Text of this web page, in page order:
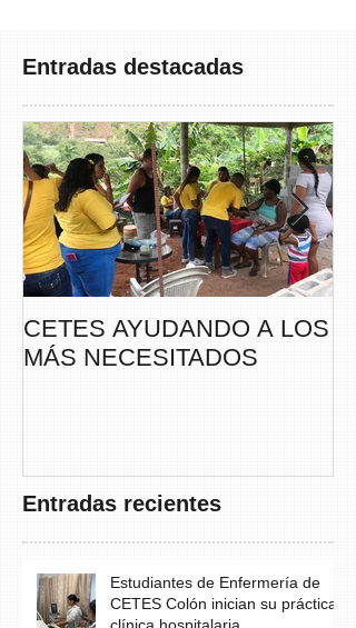
Entradas destacadas
CETES AYUDANDO A LOS
MÁS NECESITADOS
Entradas recientes
Estudiantes de Enfermería de
CETES Colón inician su práctica
clínica hospitalaria